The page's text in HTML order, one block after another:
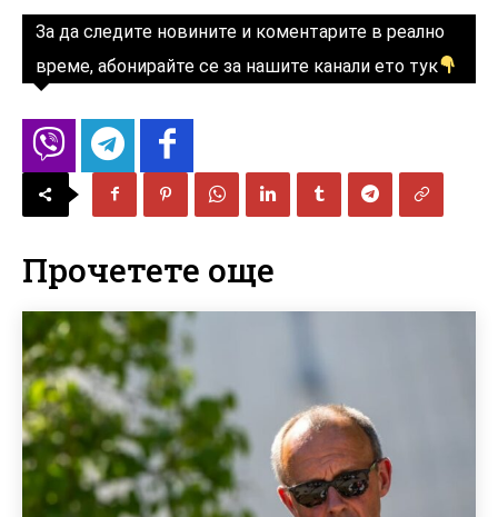
За да следите новините и коментарите в реално
време, абонирайте се за нашите канали ето тук
Прочетете още